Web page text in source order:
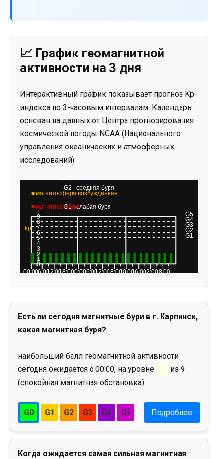
📈 График геомагнитной
активности на 3 дня
Интерактивный график показывает прогноз Kp-
индекса по 3-часовым интервалам. Календарь
основан на данных от Центра прогнозирования
космической погоды NOAA (Национального
управления океанических и атмосферных
исследований).
Есть ли сегодня магнитные бури в г. Карпинск,
какая магнитная буря?
наибольший балл геомагнитной активности
сегодня ожидается с 00:00, на уровне
0
из 9
(спокойная магнитная обстановка)
G0 G1 G2 G3 G4 G5 Подробнее
Когда ожидается самая сильная магнитная